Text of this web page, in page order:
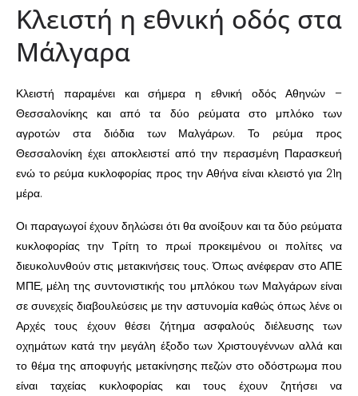
Κλειστή η εθνική οδός στα
Μάλγαρα
Κλειστή παραμένει και σήμερα η εθνική οδός Αθηνών –
Θεσσαλονίκης και από τα δύο ρεύματα στο μπλόκο των
αγροτών στα διόδια των Μαλγάρων. Το ρεύμα προς
Θεσσαλονίκη έχει αποκλειστεί από την περασμένη Παρασκευή
ενώ το ρεύμα κυκλοφορίας προς την Αθήνα είναι κλειστό για 21η
μέρα.
Οι παραγωγοί έχουν δηλώσει ότι θα ανοίξουν και τα δύο ρεύματα
κυκλοφορίας την Τρίτη το πρωί προκειμένου οι πολίτες να
διευκολυνθούν στις μετακινήσεις τους. Όπως ανέφεραν στο ΑΠΕ
ΜΠΕ, μέλη της συντονιστικής του μπλόκου των Μαλγάρων είναι
σε συνεχείς διαβουλεύσεις με την αστυνομία καθώς όπως λένε οι
Αρχές τους έχουν θέσει ζήτημα ασφαλούς διέλευσης των
οχημάτων κατά την μεγάλη έξοδο των Χριστουγέννων αλλά και
το θέμα της αποφυγής μετακίνησης πεζών στο οδόστρωμα που
είναι ταχείας κυκλοφορίας και τους έχουν ζητήσει να